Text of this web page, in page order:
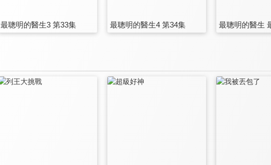
最聰明的醫生3 第33集 最聰明的醫生4 第34集